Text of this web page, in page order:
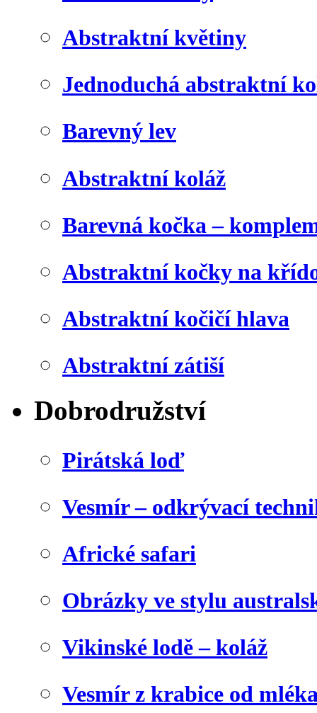
Abstraktní květiny
Jednoduchá abstraktní
Barevný lev
Abstraktní koláž
Barevná kočka –
Abstraktní kočky na
Abstraktní kočičí hlava
Abstraktní zátiší
Dobrodružství
Pirátská loď
Vesmír – odkrývací
Africké safari
Obrázky ve stylu
Vikinské lodě – koláž
Vesmír z krabice od